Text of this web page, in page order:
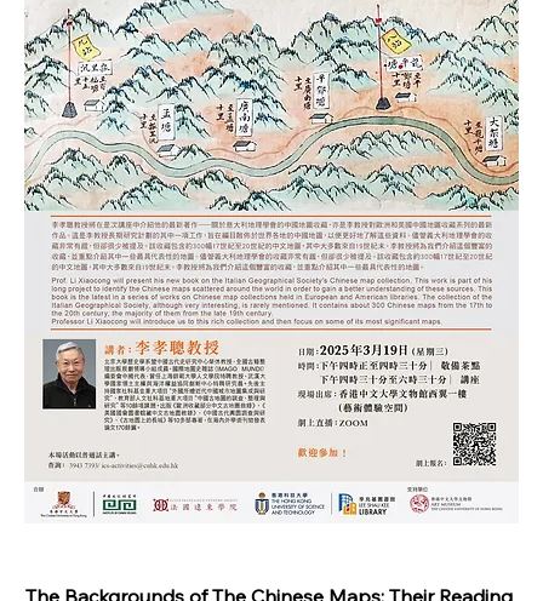
The Backgrounds of The Chinese Maps: Their Reading